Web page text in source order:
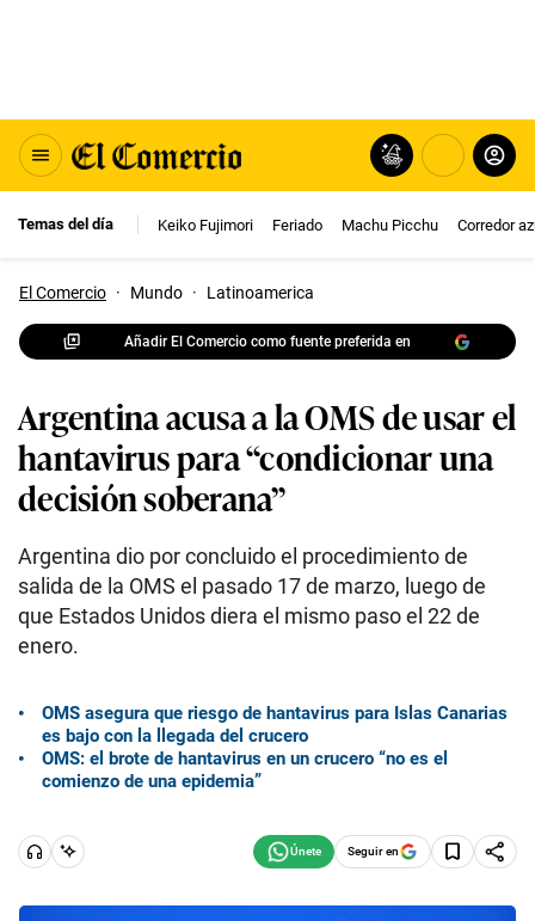
Temas del día Keiko Fujimori Feriado Machu Picchu Corredor
El Comercio · Mundo · Latinoamerica
Añadir El Comercio como fuente preferida en
Argentina acusa a la OMS de usar el
hantavirus para “condicionar una
decisión soberana”
Argentina dio por concluido el procedimiento de
salida de la OMS el pasado 17 de marzo, luego de
que Estados Unidos diera el mismo paso el 22 de
enero.
OMS asegura que riesgo de hantavirus para Islas Canarias
es bajo con la llegada del crucero
OMS: el brote de hantavirus en un crucero “no es el
comienzo de una epidemia”
Seguir en